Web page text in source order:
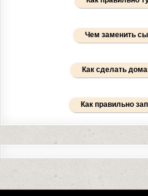
Чем заменить
Как сделать
Как правильно